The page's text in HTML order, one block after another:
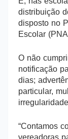
distribuição
disposto no
Escolar
O não
notificação
dias;
particular,
“Contamos
vereadoras